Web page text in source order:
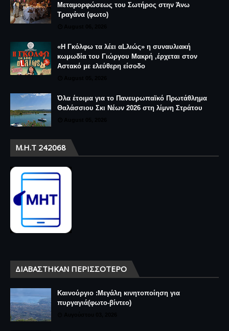
Μεταμορφώσεως του Σωτήρος στην Άνω
Τραγάνα (φωτο)
«Η Γκόλφω τα λέει αLλιώς» η συναυλιακή
κωμωδία του Γιώργου Μακρή ,έρχεται στον
Αστακό με ελεύθερη είσοδο
Όλα έτοιμα για το Πανευρωπαϊκό Πρωτάθλημα
Θαλάσσιου Σκι Νέων 2026 στη λίμνη Στράτου
Μ.Η.Τ 242068
ΔΙΑΒΆΣΤΗΚΑΝ ΠΕΡΙΣΣΌΤΕΡΟ
Καινούργιο :Μεγάλη κινητοποίηση για
πυργαγιά(φωτο-βίντεο)